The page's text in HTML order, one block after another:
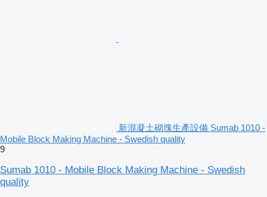
新混凝土砌塊生產設備 Sumab 1010 -
Mobile Block Making Machine - Swedish quality
9
Sumab 1010 - Mobile Block Making Machine - Swedish
quality